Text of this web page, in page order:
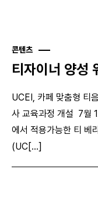
콘텐츠
티자이너 양성
UCEI, 카페 맞춤형 티
사 교육과정 개설 7월
에서 적용가능한 티
(UC[...]